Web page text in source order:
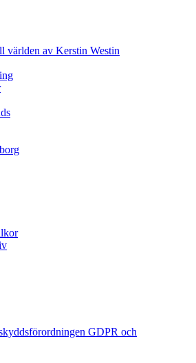
världen av Kerstin Westin
GDPR och